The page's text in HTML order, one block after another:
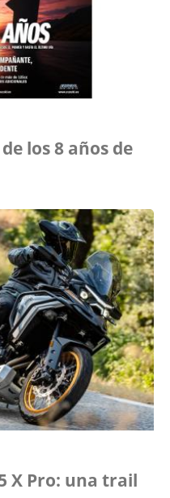
los 8 años de
X Pro: una trail